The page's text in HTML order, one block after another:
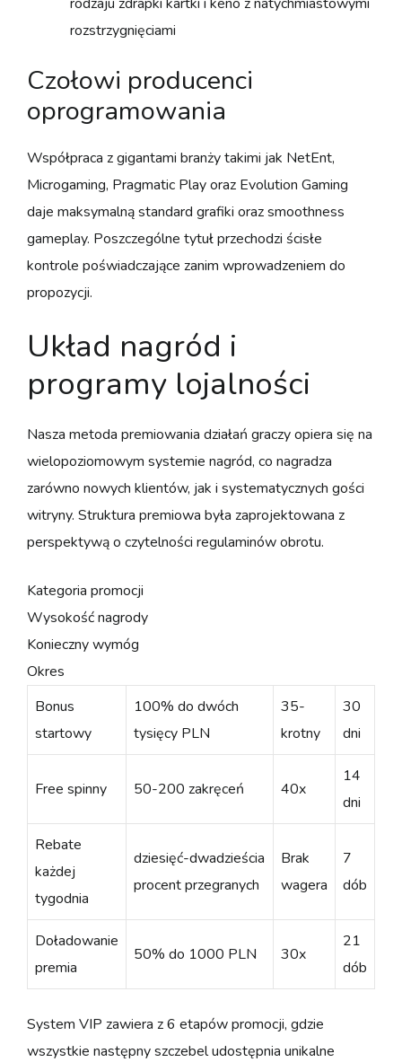
rozstrzygnięciami
Czołowi producenci
oprogramowania
Współpraca z gigantami branży takimi jak NetEnt,
Microgaming, Pragmatic Play oraz Evolution Gaming
daje maksymalną standard grafiki oraz smoothness
gameplay. Poszczególne tytuł przechodzi ścisłe
kontrole poświadczające zanim wprowadzeniem do
propozycji.
Układ nagród i
programy lojalności
Nasza metoda premiowania działań graczy opiera się na
wielopoziomowym systemie nagród, co nagradza
zarówno nowych klientów, jak i systematycznych gości
witryny. Struktura premiowa była zaprojektowana z
perspektywą o czytelności regulaminów obrotu.
Kategoria promocji
Wysokość nagrody
Konieczny wymóg
Okres
Bonus
startowy
100% do dwóch
tysięcy PLN
35-
krotny
30
dni
Free spinny 50-200 zakręceń 40x
14
dni
Rebate
każdej
tygodnia
dziesięć-dwadzieścia
procent przegranych
Brak
wagera
7
dób
Doładowanie
premia
50% do 1000 PLN 30x
21
dób
System VIP zawiera z 6 etapów promocji, gdzie
wszystkie następny szczebel udostępnia unikalne